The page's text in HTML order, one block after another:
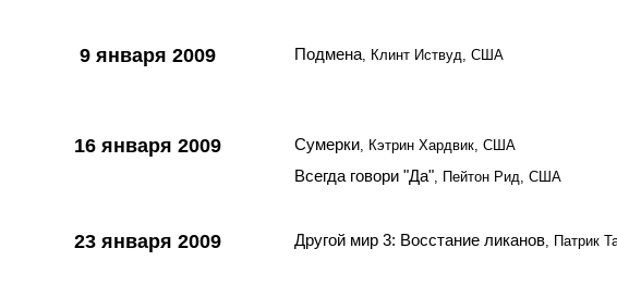
9 января 2009 Подмена, Клинт Иствуд, США
16 января 2009 Сумерки, Кэтрин Хардвик, США
Всегда говори "Да", Пейтон Рид, США
23 января 2009 Другой мир 3: Восстание ликанов, Патрик